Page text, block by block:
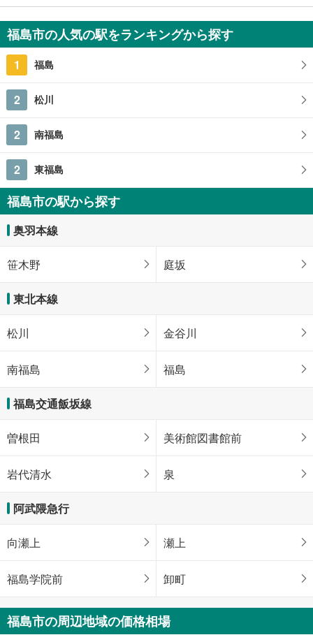
490万円
5DK
96.56m2（登記）
福島県福島市南沢又字上原
福島市の人気の駅をランキングから探す
1 福島
2 松川
2 南福島
2 東福島
福島市の駅から探す
奥羽本線
笹木野 庭坂
東北本線
松川 金谷川
南福島 福島
福島交通飯坂線
曽根田 美術館図書館前
岩代清水 泉
阿武隈急行
向瀬上 瀬上
福島学院前 卸町
福島市の周辺地域の価格相場